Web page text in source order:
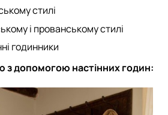
стилі
і прованському стилі
годинники
допомогою настінних годин: